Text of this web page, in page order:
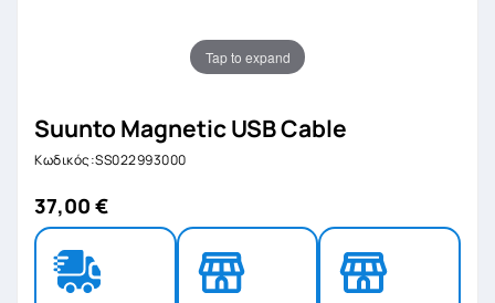
Tap to expand
Suunto Magnetic USB Cable
Κωδικός:SS022993000
37,00 €